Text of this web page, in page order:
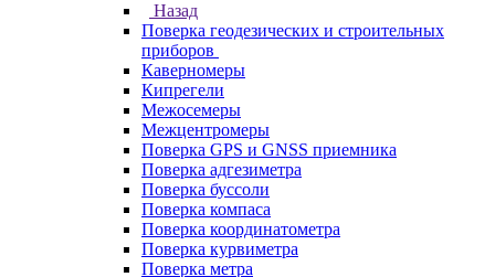
Назад
Поверка геодезических и строительных
приборов
Каверномеры
Кипрегели
Межосемеры
Межцентромеры
Поверка GPS и GNSS приемника
Поверка адгезиметра
Поверка буссоли
Поверка компаса
Поверка координатометра
Поверка курвиметра
Поверка метра